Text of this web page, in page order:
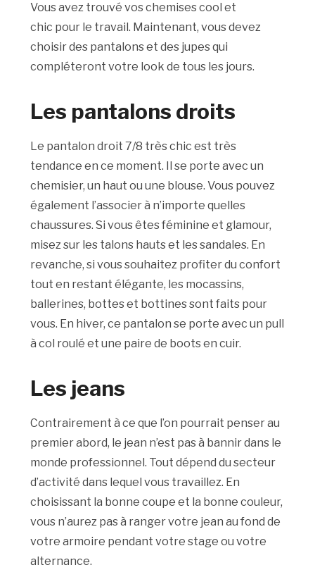
Vous avez trouvé vos chemisescool et
chic pour le travail. Maintenant, vous devez
choisir des pantalons et des jupes qui
compléteront votre look de tous les jours.
Les pantalons droits
Le pantalon droit 7/8 très chic est très
tendance en ce moment. Il se porte avec un
chemisier, un haut ou une blouse. Vous pouvez
également l’associer à n’importe quelles
chaussures. Si vous êtes féminine et glamour,
misez sur les talons hauts et les sandales. En
revanche, si vous souhaitez profiter du confort
tout en restant élégante, les mocassins,
ballerines, bottes et bottines sont faits pour
vous. En hiver, ce pantalon se porte avec un pull
à col roulé et une paire de boots en cuir.
Les jeans
Contrairement à ce que l’on pourrait penser au
premier abord, le jean n’est pas à bannir dans le
monde professionnel. Tout dépend du secteur
d’activité dans lequel vous travaillez. En
choisissant la bonne coupe et la bonne couleur,
vous n’aurez pas à ranger votre jean au fond de
votre armoire pendant votre stage ou votre
alternance.